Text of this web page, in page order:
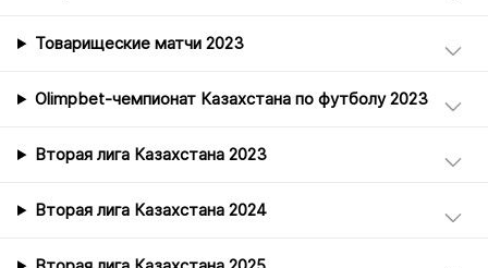
Товарищеские матчи 2023
Olimpbet-чемпионат Казахстана по футболу 2023
Вторая лига Казахстана 2023
Вторая лига Казахстана 2024